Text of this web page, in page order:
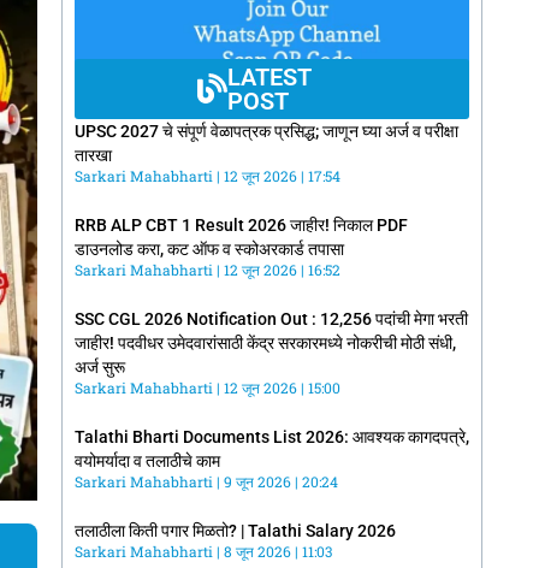
LATEST
POST
UPSC 2027 चे संपूर्ण वेळापत्रक प्रसिद्ध; जाणून घ्या अर्ज व परीक्षा
तारखा
Sarkari Mahabharti 12 जून 2026 17:54
RRB ALP CBT 1 Result 2026 जाहीर! निकाल PDF
डाउनलोड करा, कट ऑफ व स्कोअरकार्ड तपासा
Sarkari Mahabharti 12 जून 2026 16:52
SSC CGL 2026 Notification Out : 12,256 पदांची मेगा भरती
जाहीर! पदवीधर उमेदवारांसाठी केंद्र सरकारमध्ये नोकरीची मोठी संधी,
अर्ज सुरू
Sarkari Mahabharti 12 जून 2026 15:00
Talathi Bharti Documents List 2026: आवश्यक कागदपत्रे,
वयोमर्यादा व तलाठीचे काम
Sarkari Mahabharti 9 जून 2026 20:24
तलाठीला किती पगार मिळतो? | Talathi Salary 2026
Sarkari Mahabharti 8 जून 2026 11:03